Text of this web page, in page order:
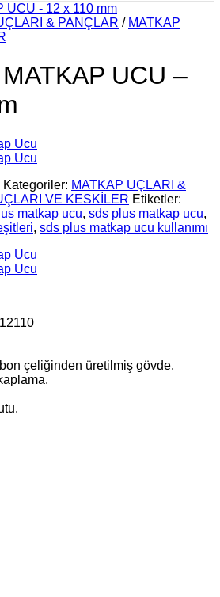
& PANÇLAR / MATKAP
UCU –
Kategoriler: MATKAP UÇLARI &
VE KESKİLER Etiketler:
matkap ucu, sds plus matkap ucu,
, sds plus matkap ucu kullanımı
çeliğinden üretilmiş gövde.